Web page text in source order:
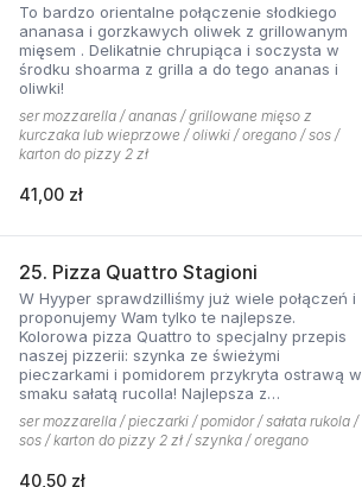
To bardzo orientalne połączenie słodkiego
ananasa i gorzkawych oliwek z grillowanym
mięsem . Delikatnie chrupiąca i soczysta w
środku shoarma z grilla a do tego ananas i
oliwki!
ser mozzarella / ananas / grillowane mięso z
kurczaka lub wieprzowe / oliwki / oregano / sos /
karton do pizzy 2 zł
41,00 zł
25. Pizza Quattro Stagioni
W Hyyper sprawdzilliśmy już wiele połączeń i
proponujemy Wam tylko te najlepsze.
Kolorowa pizza Quattro to specjalny przepis
naszej pizzerii: szynka ze świeżymi
pieczarkami i pomidorem przykryta ostrawą w
smaku sałatą rucolla! Najlepsza z
czosnkowym sosem według naszej receptury
ser mozzarella / pieczarki / pomidor / sałata rukola /
sos / karton do pizzy 2 zł / szynka / oregano
40,50 zł